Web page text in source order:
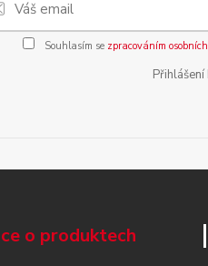
Souhlasím se zpracováním
o produktech